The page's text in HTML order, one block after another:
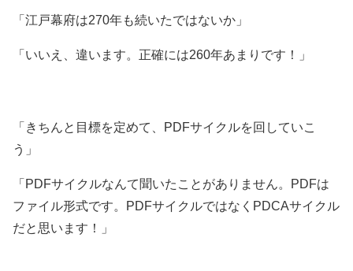
「江戸幕府は270年も続いたではないか」
「いいえ、違います。正確には260年あまりです！」
「きちんと目標を定めて、PDFサイクルを回していこ
う」
「PDFサイクルなんて聞いたことがありません。PDFは
ファイル形式です。PDFサイクルではなくPDCAサイクル
だと思います！」